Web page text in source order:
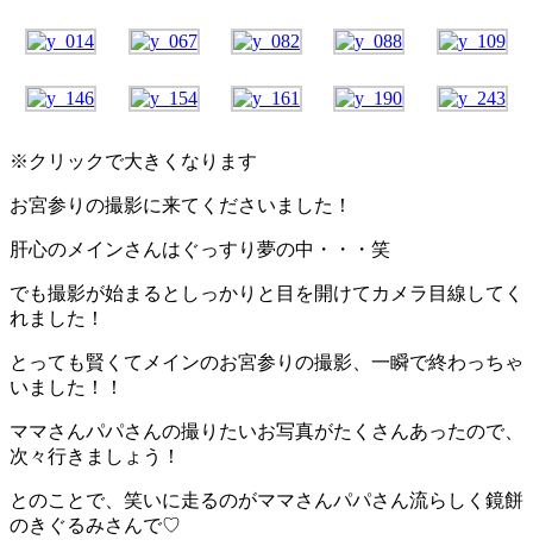
※クリックで大きくなります
お宮参りの撮影に来てくださいました！
肝心のメインさんはぐっすり夢の中・・・笑
でも撮影が始まるとしっかりと目を開けてカメラ目線してく
れました！
とっても賢くてメインのお宮参りの撮影、一瞬で終わっちゃ
いました！！
ママさんパパさんの撮りたいお写真がたくさんあったので、
次々行きましょう！
とのことで、笑いに走るのがママさんパパさん流らしく鏡餅
のきぐるみさんで♡